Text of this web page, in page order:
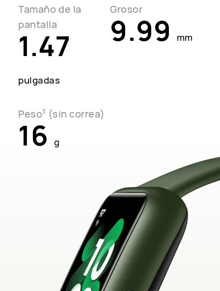
Tamaño de la
pantalla
1.47
pulgadas
Grosor
9.99 mm
Peso3 (sin correa)
16 g